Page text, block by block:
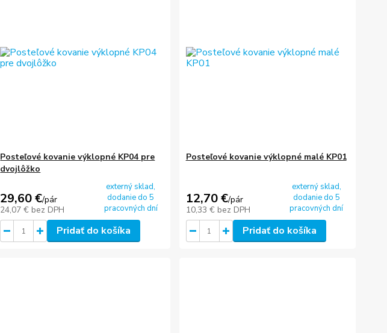
Posteľové kovanie výklopné KP04 pre
dvojlôžko
29,60 €/pár
24,07 € bez DPH
externý sklad,
dodanie do 5
pracovných dní
Pridať do košíka
Posteľové kovanie výklopné malé KP01
12,70 €/pár
10,33 € bez DPH
externý sklad,
dodanie do 5
pracovných dní
Pridať do košíka